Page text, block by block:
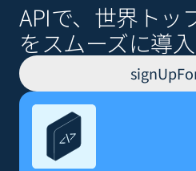
APIで、世界トッ
をスムーズに導入